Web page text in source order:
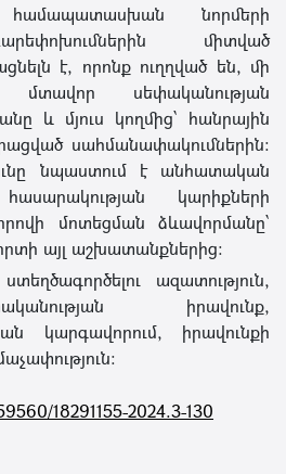
համապատասխան նորմերի
միտված
է, որոնք ուղղված են, մի
սեփականության
և մյուս կողմից՝ հանրային
սահմանափակումներին:
նպաստում է անհատական
կարիքների
մոտեցման ձևավորմանը՝
այլ աշխատանքներից:
ստեղծագործելու ազատություն,
իրավունք,
կարգավորում, իրավունքի
18291155-2024.3-130